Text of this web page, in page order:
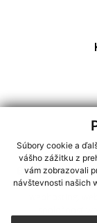
Súbory cookie a
vášho zážitku z
vám zobrazovali
návštevnosti našich
využite možnosť
CMS systém